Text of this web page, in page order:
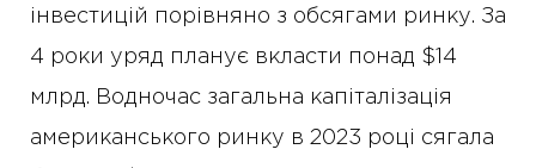
інвестицій порівняно з обсягами ринку. За
4 роки уряд планує вкласти понад $14
млрд. Водночас загальна капіталізація
американського ринку в 2023 році сягала